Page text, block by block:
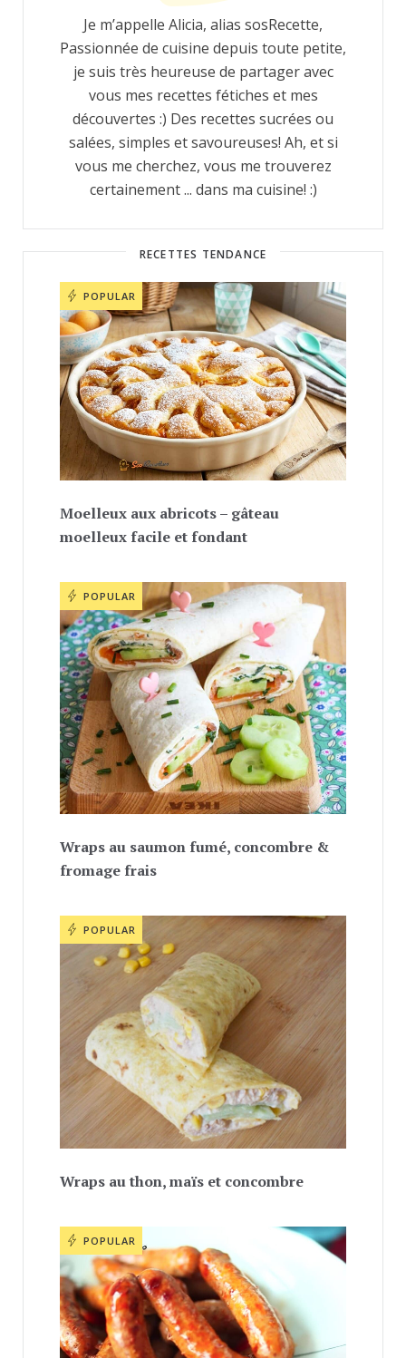
Je m’appelle Alicia, alias sosRecette,
Passionnée de cuisine depuis toute petite,
je suis très heureuse de partager avec
vous mes recettes fétiches et mes
découvertes :) Des recettes sucrées ou
salées, simples et savoureuses! Ah, et si
vous me cherchez, vous me trouverez
certainement ... dans ma cuisine! :)
RECETTES TENDANCE
POPULAR
Moelleux aux abricots – gâteau
moelleux facile et fondant
POPULAR
Wraps au saumon fumé, concombre &
fromage frais
POPULAR
Wraps au thon, maïs et concombre
POPULAR